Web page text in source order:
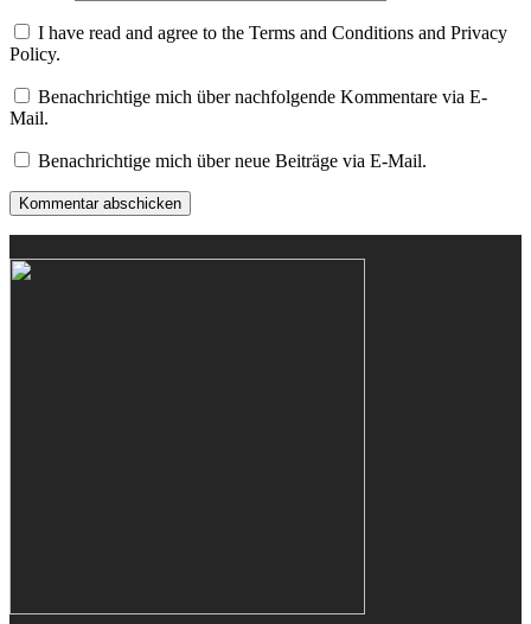
I have read and agree to the Terms and Conditions and Privacy
Policy.
Benachrichtige mich über nachfolgende Kommentare via E-
Mail.
Benachrichtige mich über neue Beiträge via E-Mail.